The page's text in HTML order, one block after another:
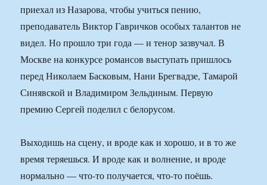
приехал из Назарова, чтобы учиться пению,
преподаватель Виктор Гавричков особых талантов не
видел. Но прошло три года — и тенор зазвучал. В
Москве на конкурсе романсов выступать пришлось
перед Николаем Басковым, Нани Брегвадзе, Тамарой
Синявской и Владимиром Зельдиным. Первую
премию Сергей поделил с белорусом.
Выходишь на сцену, и вроде как и хорошо, и в то же
время теряешься. И вроде как и волнение, и вроде
нормально — что-то получается, что-то поёшь.